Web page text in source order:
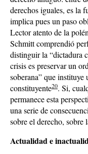
derechos iguales, es la
implica pues un paso
Lector atento de la
Schmitt comprendió
distinguir la “dictadura
crisis es preservar un
soberana” que
constituyente20. Si,
permanece esta
una serie de
sobre el derecho, sobre
Actualidad e